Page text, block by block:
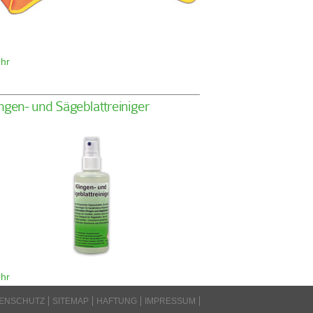
und Sägeblattreiniger
IMPRESSUM
HAFTUNG
SITEMAP